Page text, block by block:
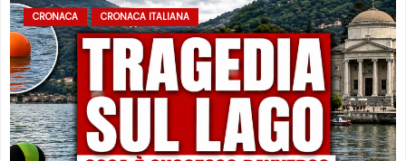
CRONACA CRONACA ITALIANA